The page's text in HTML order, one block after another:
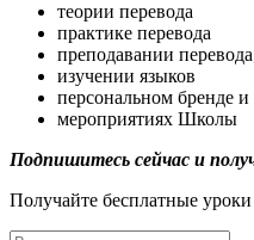
теории перевода
практике перевода
преподавании
изучении языков
персональном бренде
мероприятиях Школы
Подпишитесь сейчас и
Получайте бесплатные